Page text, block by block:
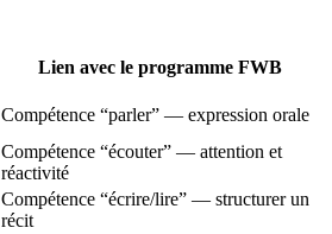
Lien avec le programme FWB
Compétence “parler” — expression orale
Compétence “écouter” — attention et
réactivité
Compétence “écrire/lire” — structurer un
récit